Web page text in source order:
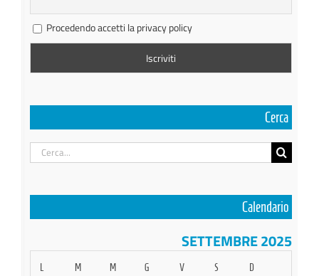
Procedendo accetti la privacy policy
Cerca
Cerca
per:
Calendario
SETTEMBRE 2025
M M G V S D